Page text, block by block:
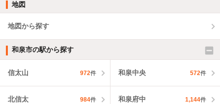
地図
地図から探す
和泉市の駅から探す
信太山 972件 和泉中央 572件
北信太 984件 和泉府中 1,144件